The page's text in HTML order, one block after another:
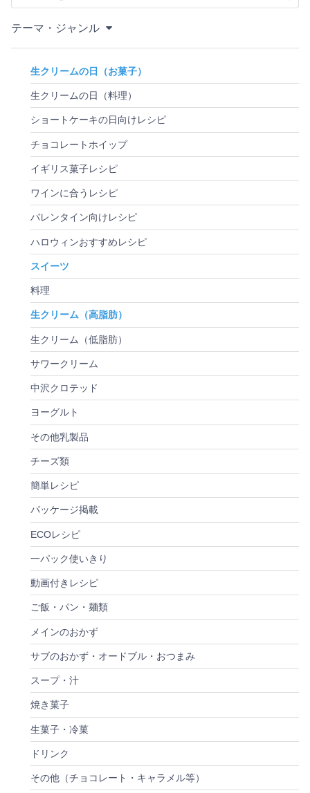
テーマ・ジャンル
生クリームの日（お菓子）
生クリームの日（料理）
ショートケーキの日向けレシピ
チョコレートホイップ
イギリス菓子レシピ
ワインに合うレシピ
バレンタイン向けレシピ
ハロウィンおすすめレシピ
スイーツ
料理
生クリーム（高脂肪）
生クリーム（低脂肪）
サワークリーム
中沢クロテッド
ヨーグルト
その他乳製品
チーズ類
簡単レシピ
パッケージ掲載
ECOレシピ
一パック使いきり
動画付きレシピ
ご飯・パン・麺類
メインのおかず
サブのおかず・オードブル・おつまみ
スープ・汁
焼き菓子
生菓子・冷菓
ドリンク
その他（チョコレート・キャラメル等）